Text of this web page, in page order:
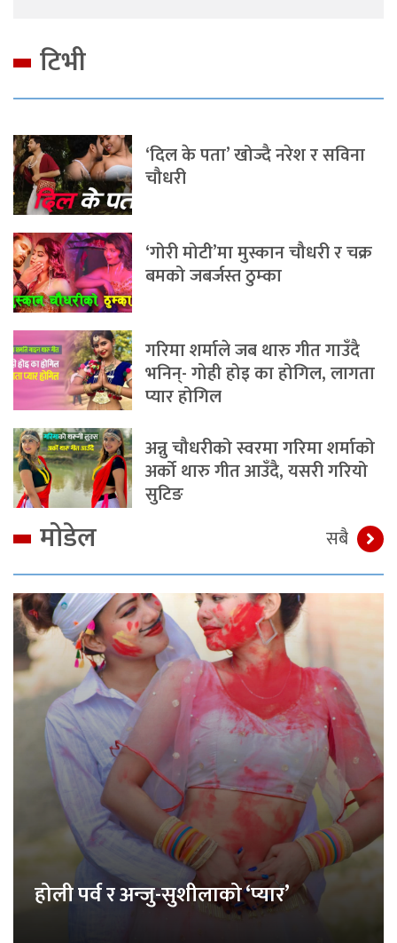
टिभी
‘दिल के पता’ खोज्दै नरेश र सविना
चौधरी
‘गोरी मोटी’मा मुस्कान चौधरी र चक्र
बमको जबर्जस्त ठुम्का
गरिमा शर्माले जब थारु गीत गाउँदै
भनिन्- गोही होइ का होगिल, लागता
प्यार होगिल
अन्नु चौधरीको स्वरमा गरिमा शर्माको
अर्को थारु गीत आउँदै, यसरी गरियो
सुटिङ
मोडेल सबै
होली पर्व र अन्जु-सुशीलाको ‘प्यार’